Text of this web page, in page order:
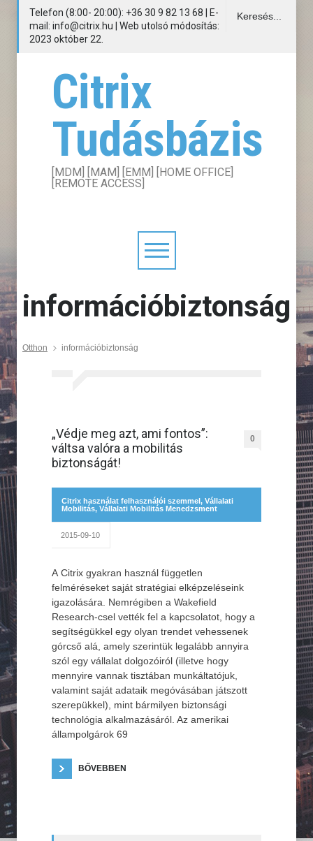
Telefon (8:00- 20:00): +36 30 9 82 13 68 | E-
mail: info@citrix.hu | Web utolsó módosítás:
2023 október 22.
Citrix
Tudásbázis
[MDM] [MAM] [EMM] [HOME OFFICE]
[REMOTE ACCESS]
információbiztonság
Otthon információbiztonság
„Védje meg azt, ami fontos”:
váltsa valóra a mobilitás
biztonságát!
0
Citrix használat felhasználói szemmel, Vállalati
Mobilitás, Vállalati Mobilitás Menedzsment
2015-09-10
A Citrix gyakran használ független
felméréseket saját stratégiai elképzeléseink
igazolására. Nemrégiben a Wakefield
Research-csel vették fel a kapcsolatot, hogy a
segítségükkel egy olyan trendet vehessenek
górcső alá, amely szerintük legalább annyira
szól egy vállalat dolgozóiról (illetve hogy
mennyire vannak tisztában munkáltatójuk,
valamint saját adataik megóvásában játszott
szerepükkel), mint bármilyen biztonsági
technológia alkalmazásáról. Az amerikai
állampolgárok 69
BŐVEBBEN